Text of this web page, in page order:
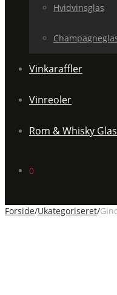
Hvidvinsglas
Vinkaraffler
Vinreoler
Rom & Whisky Glas
0
Forside/Ukategoriseret/